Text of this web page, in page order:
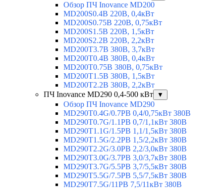
Обзор ПЧ Inovance MD200
MD200S0.4B 220В, 0,4кВт
MD200S0.75B 220В, 0,75кВт
MD200S1.5B 220В, 1,5кВт
MD200S2.2B 220В, 2,2кВт
MD200T3.7B 380В, 3,7кВт
MD200T0.4B 380В, 0,4кВт
MD200T0.75B 380В, 0,75кВт
MD200T1.5B 380В, 1,5кВт
MD200T2.2B 380В, 2,2кВт
ПЧ Inovance MD290 0,4-500 кВт
▼
Обзор ПЧ Inovance MD290
MD290T0.4G/0.7PB 0,4/0,75кВт 380В
MD290T0.7G/1.1PB 0,7/1,1кВт 380В
MD290T1.1G/1.5PB 1,1/1,5кВт 380В
MD290T1.5G/2.2PB 1,5/2,2кВт 380В
MD290T2.2G/3.0PB 2,2/3,0кВт 380В
MD290T3.0G/3.7PB 3,0/3,7кВт 380В
MD290T3.7G/5.5PB 3,7/5,5кВт 380В
MD290T5.5G/7.5PB 5,5/7,5кВт 380В
MD290T7.5G/11PB 7,5/11кВт 380В